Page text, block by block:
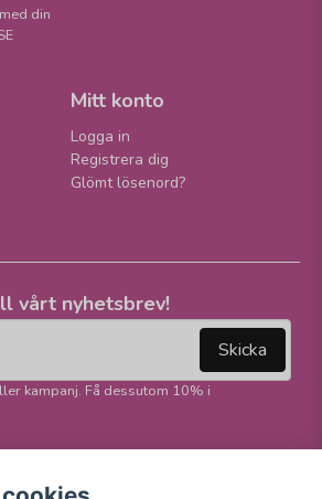
din
Mitt konto
Logga in
Registrera dig
Glömt lösenord?
vårt nyhetsbrev!
Skicka
kampanj. Få dessutom 10% i